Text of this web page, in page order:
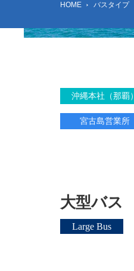
HOME バスタイプ
沖縄本社（那覇）
宮古島営業所
大型バス
Large Bus